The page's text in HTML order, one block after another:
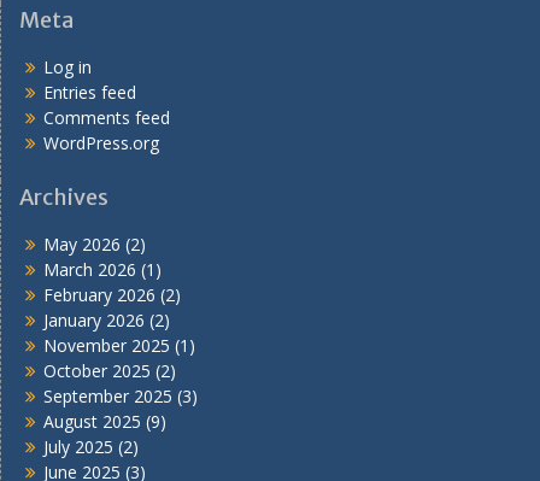
Meta
Log in
Entries feed
Comments feed
WordPress.org
Archives
May 2026 (2)
March 2026 (1)
February 2026 (2)
January 2026 (2)
November 2025 (1)
October 2025 (2)
September 2025 (3)
August 2025 (9)
July 2025 (2)
June 2025 (3)